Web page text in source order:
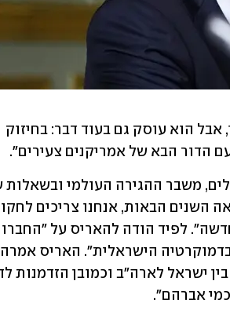
הדור הבא של אמריקנים צעירים".
אברהם".